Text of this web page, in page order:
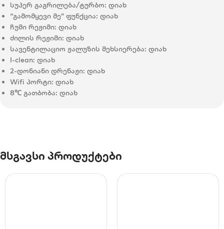
სუპერ გაგრილება/ტურბო: დიახ
“გამომყევი მე” ფუნქცია: დიახ
ჩუმი რეჟიმი: დიახ
ძილის რეჟიმი: დიახ
სავენტილაციო ჟალუზის მეხსიერება: დიახ
I-clean: დიახ
2-დონიანი დრენაჟი: დიახ
Wifi პორტი: დიახ
8℃ გათბობა: დიახ
მსგავსი პროდუქტები